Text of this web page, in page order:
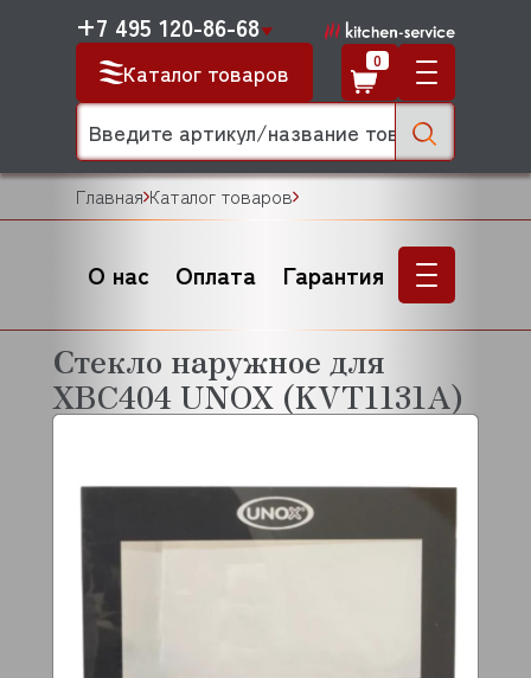
Каталог товаров
+7 495 120-86-68
0
Главная Каталог товаров
О нас Оплата Гарантия
Стекло наружное для
XBC404 UNOX (KVT1131A)